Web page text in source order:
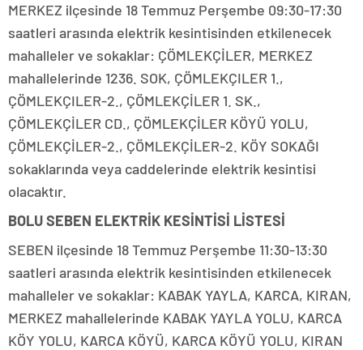
MERKEZ ilçesinde 18 Temmuz Perşembe 09:30-17:30
saatleri arasında elektrik kesintisinden etkilenecek
mahalleler ve sokaklar: ÇÖMLEKÇİLER, MERKEZ
mahallelerinde 1236. SOK, ÇÖMLEKÇILER 1.,
ÇÖMLEKÇILER-2., ÇÖMLEKÇİLER 1. SK.,
ÇÖMLEKÇİLER CD., ÇÖMLEKÇİLER KÖYÜ YOLU,
ÇÖMLEKÇİLER-2., ÇÖMLEKÇİLER-2. KÖY SOKAĞI
sokaklarında veya caddelerinde elektrik kesintisi
olacaktır.
BOLU SEBEN ELEKTRİK KESİNTİSİ LİSTESİ
SEBEN ilçesinde 18 Temmuz Perşembe 11:30-13:30
saatleri arasında elektrik kesintisinden etkilenecek
mahalleler ve sokaklar: KABAK YAYLA, KARCA, KIRAN,
MERKEZ mahallelerinde KABAK YAYLA YOLU, KARCA
KÖY YOLU, KARCA KÖYÜ, KARCA KÖYÜ YOLU, KIRAN